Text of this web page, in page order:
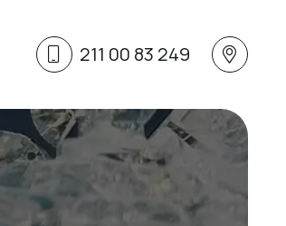
211 00 83 249